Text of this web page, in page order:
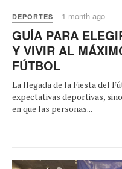
DEPORTES 1 month ago
GUÍA PARA
Y VIVIR AL
FÚTBOL
La llegada de la Fiesta del
expectativas deportivas,
en que las personas...